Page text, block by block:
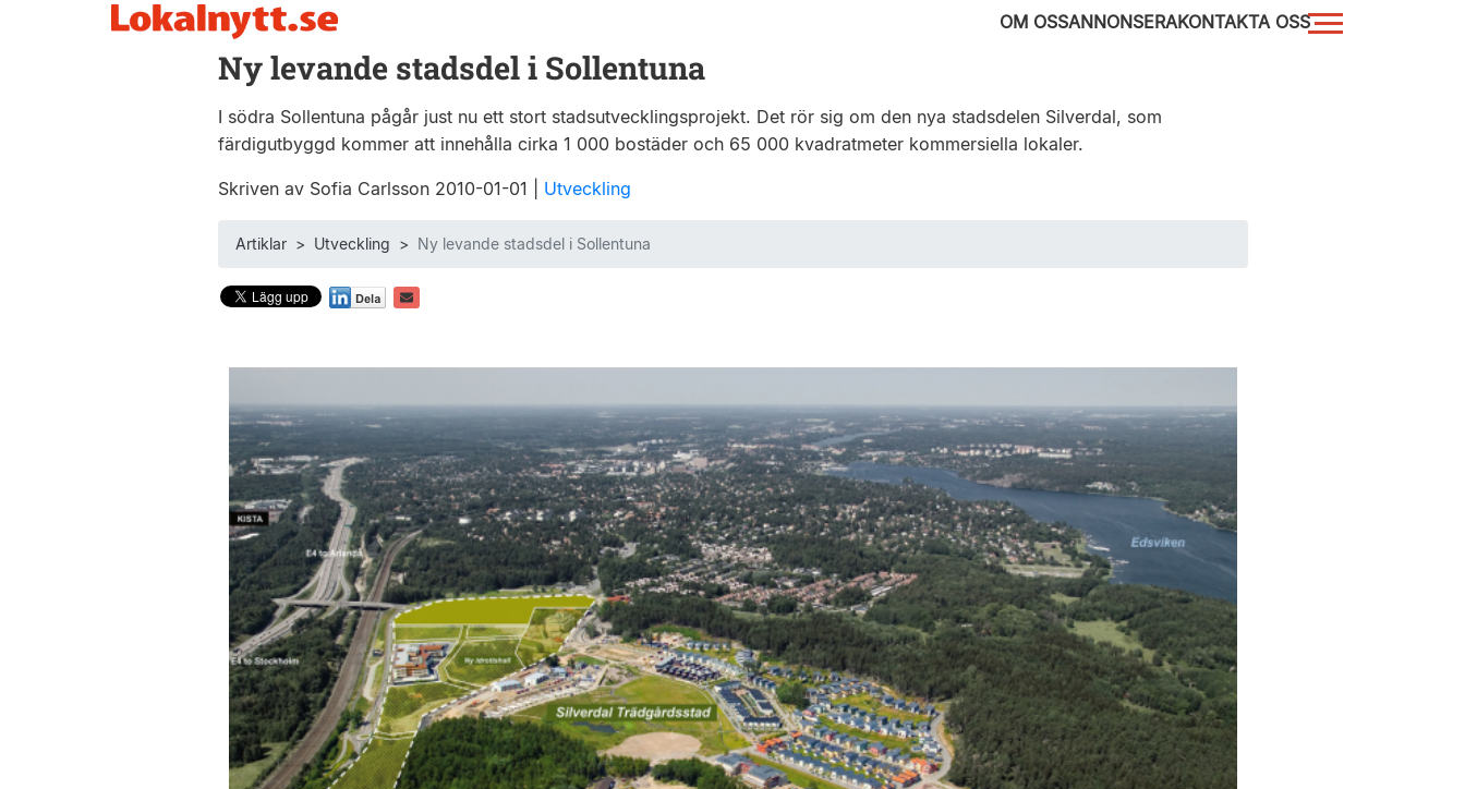
OM OSSANNONSERAKONTAKTA OSS
Ny levande stadsdel i Sollentuna
I södra Sollentuna pågår just nu ett stort stadsutvecklingsprojekt. Det rör sig om den nya stadsdelen Silverdal, som
färdigutbyggd kommer att innehålla cirka 1 000 bostäder och 65 000 kvadratmeter kommersiella lokaler.
Skriven av Sofia Carlsson 2010-01-01 Utveckling
Artiklar> Utveckling > Ny levande stadsdel i Sollentuna